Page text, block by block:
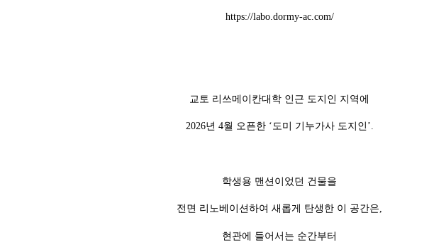
https://labo.dormy-ac.com/
교토 리쓰메이칸대학 인근 도지인 지역에
2026년 4월 오픈한 ‘도미 기누가사 도지인’.
학생용 맨션이었던 건물을
전면 리노베이션하여 새롭게 탄생한 이 공간은,
현관에 들어서는 순간부터